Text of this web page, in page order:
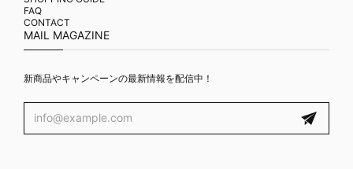
FAQ
CONTACT
MAIL MAGAZINE
新商品やキャンペーンの最新情報を配信中！